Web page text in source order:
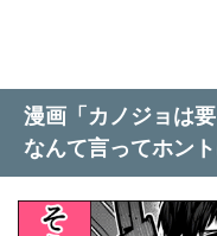
漫画「カノジョは
なんて言ってホン